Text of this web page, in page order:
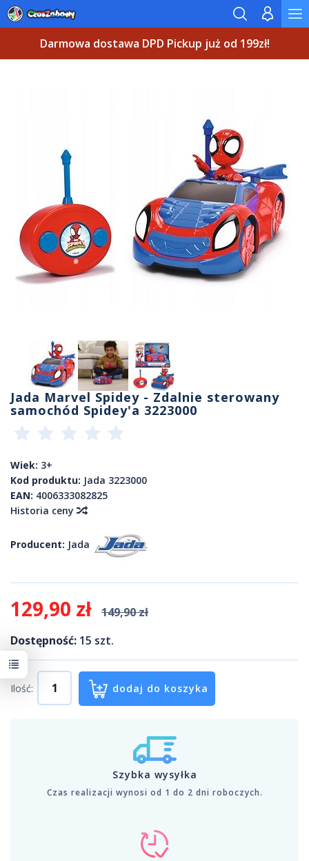
Darmowa dostawa DPD Pickup już od 199zł!
Jada Marvel Spidey - Zdalnie sterowany
samochód Spidey'a 3223000
Wiek: 3+
Kod produktu: Jada 3223000
EAN: 4006333082825
Historia ceny
Producent: Jada
129,90 zł
149,90 zł
Dostępność: 15 szt.
Ilość: dodaj do koszyka
Szybka wysyłka
Czas realizacji wynosi od 1 do 2 dni roboczych.